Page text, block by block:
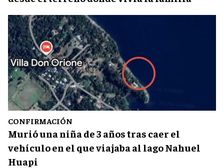
CONFIRMACIÓN
Murió una niña de 3 años tras caer el
vehículo en el que viajaba al lago Nahuel
Huapi